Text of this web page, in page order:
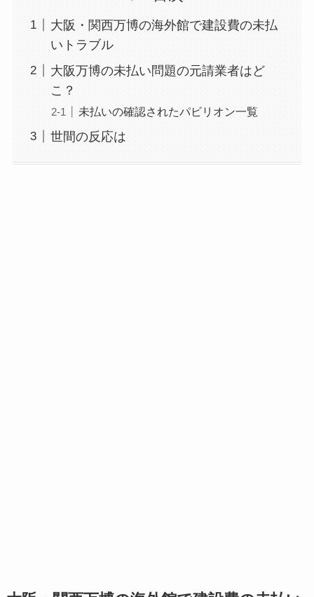
大阪・関西万博の海外館で建設費の未払
いトラブル
大阪万博の未払い問題の元請業者はど
こ？
未払いの確認されたパビリオン一覧
世間の反応は